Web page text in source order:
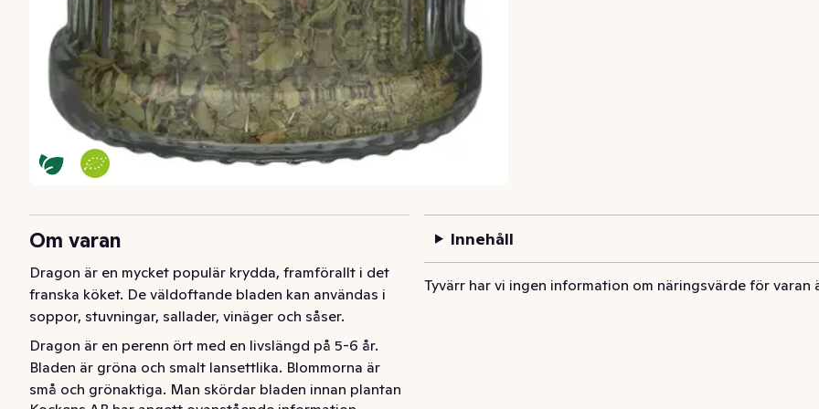
Om varan
Dragon är en mycket populär krydda, framförallt i det
franska köket. De väldoftande bladen kan användas i
soppor, stuvningar, sallader, vinäger och såser.
Dragon är en perenn ört med en livslängd på 5-6 år.
Bladen är gröna och smalt lansettlika. Blommorna är
små och grönaktiga. Man skördar bladen innan plantan
Innehåll
Tyvärr har vi ingen information om näringsvärde för varan